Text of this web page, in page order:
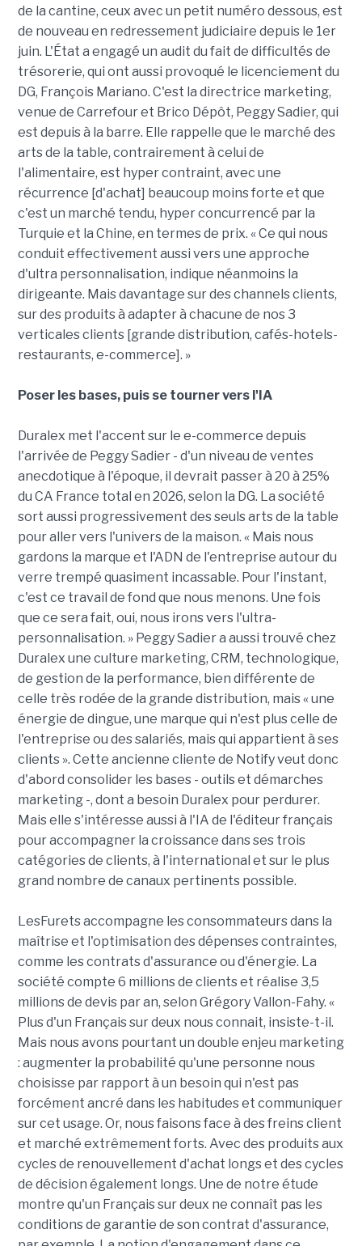
de la cantine, ceux avec un petit numéro dessous, est
de nouveau en redressement judiciaire depuis le 1er
juin. L'État a engagé un audit du fait de difficultés de
trésorerie, qui ont aussi provoqué le licenciement du
DG, François Mariano. C'est la directrice marketing,
venue de Carrefour et Brico Dépôt, Peggy Sadier, qui
est depuis à la barre. Elle rappelle que le marché des
arts de la table, contrairement à celui de
l'alimentaire, est hyper contraint, avec une
récurrence [d'achat] beaucoup moins forte et que
c'est un marché tendu, hyper concurrencé par la
Turquie et la Chine, en termes de prix. « Ce qui nous
conduit effectivement aussi vers une approche
d'ultra personnalisation, indique néanmoins la
dirigeante. Mais davantage sur des channels clients,
sur des produits à adapter à chacune de nos 3
verticales clients [grande distribution, cafés-hotels-
restaurants, e-commerce]. »
Poser les bases, puis se tourner vers l'IA
Duralex met l'accent sur le e-commerce depuis
l'arrivée de Peggy Sadier - d'un niveau de ventes
anecdotique à l'époque, il devrait passer à 20 à 25%
du CA France total en 2026, selon la DG. La société
sort aussi progressivement des seuls arts de la table
pour aller vers l'univers de la maison. « Mais nous
gardons la marque et l'ADN de l'entreprise autour du
verre trempé quasiment incassable. Pour l'instant,
c'est ce travail de fond que nous menons. Une fois
que ce sera fait, oui, nous irons vers l'ultra-
personnalisation. » Peggy Sadier a aussi trouvé chez
Duralex une culture marketing, CRM, technologique,
de gestion de la performance, bien différente de
celle très rodée de la grande distribution, mais « une
énergie de dingue, une marque qui n'est plus celle de
l'entreprise ou des salariés, mais qui appartient à ses
clients ». Cette ancienne cliente de Notify veut donc
d'abord consolider les bases - outils et démarches
marketing -, dont a besoin Duralex pour perdurer.
Mais elle s'intéresse aussi à l'IA de l'éditeur français
pour accompagner la croissance dans ses trois
catégories de clients, à l'international et sur le plus
grand nombre de canaux pertinents possible.
LesFurets accompagne les consommateurs dans la
maîtrise et l'optimisation des dépenses contraintes,
comme les contrats d'assurance ou d'énergie. La
société compte 6 millions de clients et réalise 3,5
millions de devis par an, selon Grégory Vallon-Fahy. «
Plus d'un Français sur deux nous connait, insiste-t-il.
Mais nous avons pourtant un double enjeu marketing
: augmenter la probabilité qu'une personne nous
choisisse par rapport à un besoin qui n'est pas
forcément ancré dans les habitudes et communiquer
sur cet usage. Or, nous faisons face à des freins client
et marché extrêmement forts. Avec des produits aux
cycles de renouvellement d'achat longs et des cycles
de décision également longs. Une de notre étude
montre qu'un Français sur deux ne connaît pas les
conditions de garantie de son contrat d'assurance,